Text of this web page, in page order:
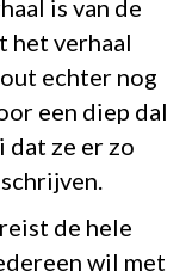
is van de
het verhaal
echter nog
een diep dal
dat ze er zo
de hele
wil met